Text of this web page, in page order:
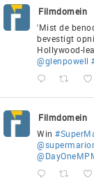
Filmdomein
'Mist de
bevestigt
Hollywood-
@glenpowell
Filmdomein
Win